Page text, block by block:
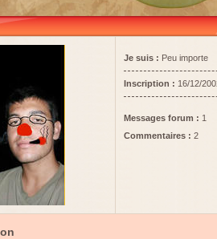
Je suis : Peu importe
Inscription : 16/12/
Messages forum : 1
Commentaires : 2